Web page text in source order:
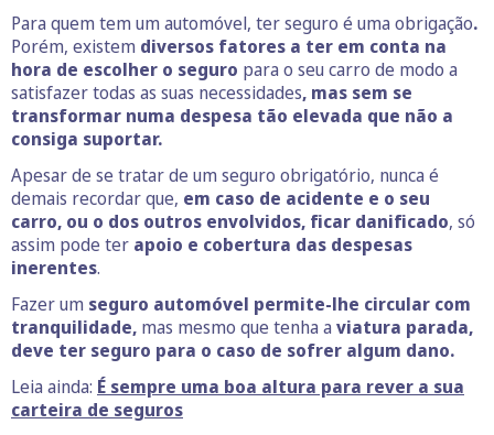
Para quem tem um automóvel, ter seguro é uma obrigação.
Porém, existem diversos fatores a ter em conta na
hora de escolher o seguro para o seu carro de modo a
satisfazer todas as suas necessidades, mas sem se
transformar numa despesa tão elevada que não a
consiga suportar.
Apesar de se tratar de um seguro obrigatório, nunca é
demais recordar que, em caso de acidente e o seu
carro, ou o dos outros envolvidos, ficar danificado, só
assim pode ter apoio e cobertura das despesas
inerentes.
Fazer um seguro automóvel permite-lhe circular com
tranquilidade, mas mesmo que tenha a viatura parada,
deve ter seguro para o caso de sofrer algum dano.
Leia ainda: É sempre uma boa altura para rever a sua
carteira de seguros